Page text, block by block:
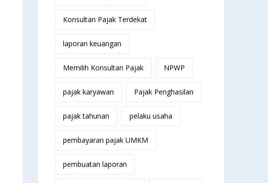
Konsultan Pajak Terdekat
laporan keuangan
Memilih Konsultan Pajak NPWP
pajak karyawan Pajak Penghasilan
pajak tahunan pelaku usaha
pembayaran pajak UMKM
pembuatan laporan